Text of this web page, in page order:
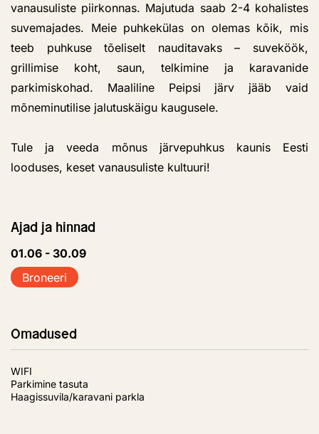
vanausuliste piirkonnas. Majutuda saab 2-4 kohalistes
suvemajades. Meie puhkekülas on olemas kõik, mis
teeb puhkuse tõeliselt nauditavaks – suveköök,
grillimise koht, saun, telkimine ja karavanide
parkimiskohad. Maaliline Peipsi järv jääb vaid
mõneminutilise jalutuskäigu kaugusele.
Tule ja veeda mõnus järvepuhkus kaunis Eesti
looduses, keset vanausuliste kultuuri!
Ajad ja hinnad
01.06 - 30.09
Broneeri
Omadused
WIFI
Parkimine tasuta
Haagissuvila/karavani parkla